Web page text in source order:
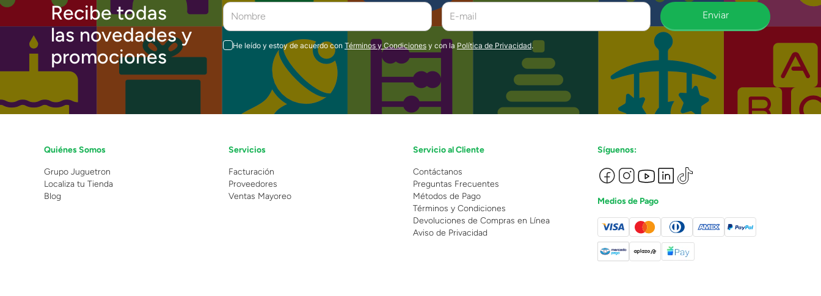
Recibe todas
las novedades y
promociones
Enviar
He leído y estoy de acuerdo con Términos y Condiciones y con la Política de Privacidad.
Quiénes Somos
Grupo Juguetron
Localiza tu Tienda
Blog
Servicios
Facturación
Proveedores
Ventas Mayoreo
Servicio al Cliente
Contáctanos
Preguntas Frecuentes
Métodos de Pago
Términos y Condiciones
Devoluciones de Compras en Línea
Aviso de Privacidad
Síguenos:
Medios de Pago